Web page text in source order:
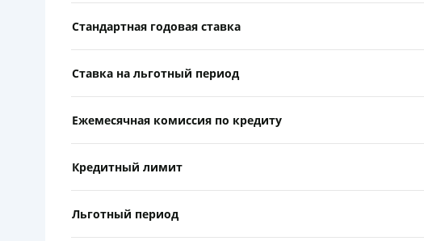
Стандартная годовая ставка
Ставка на льготный период
Ежемесячная комиссия по кредиту
Кредитный лимит
Льготный период